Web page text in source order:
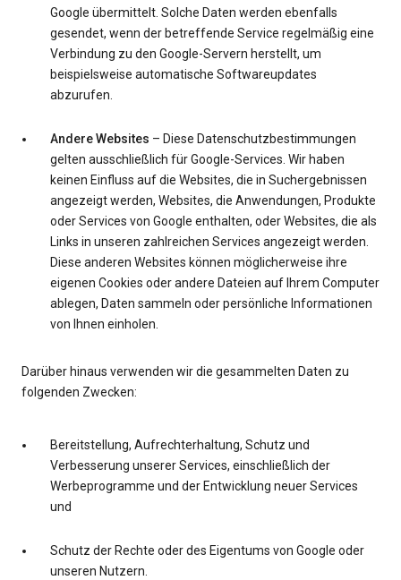
Google übermittelt. Solche Daten werden ebenfalls
gesendet, wenn der betreffende Service regelmäßig eine
Verbindung zu den Google-Servern herstellt, um
beispielsweise automatische Softwareupdates
abzurufen.
Andere Websites – Diese Datenschutzbestimmungen
gelten ausschließlich für Google-Services. Wir haben
keinen Einfluss auf die Websites, die in Suchergebnissen
angezeigt werden, Websites, die Anwendungen, Produkte
oder Services von Google enthalten, oder Websites, die als
Links in unseren zahlreichen Services angezeigt werden.
Diese anderen Websites können möglicherweise ihre
eigenen Cookies oder andere Dateien auf Ihrem Computer
ablegen, Daten sammeln oder persönliche Informationen
von Ihnen einholen.
Darüber hinaus verwenden wir die gesammelten Daten zu
folgenden Zwecken:
Bereitstellung, Aufrechterhaltung, Schutz und
Verbesserung unserer Services, einschließlich der
Werbeprogramme und der Entwicklung neuer Services
und
Schutz der Rechte oder des Eigentums von Google oder
unseren Nutzern.